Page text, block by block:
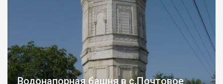
Водонапорная башня в с.Почтовое